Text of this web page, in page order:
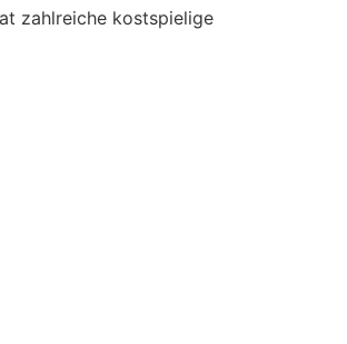
zahlreiche kostspielige